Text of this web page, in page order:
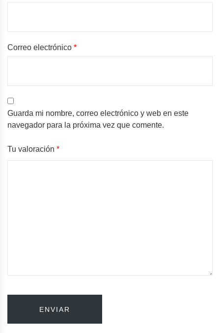
Correo electrónico *
Guarda mi nombre, correo electrónico y web en este
navegador para la próxima vez que comente.
Tu valoración *